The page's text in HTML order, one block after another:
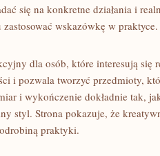
się na konkretne działania i
wskazówkę w praktyce.
dla osób, które interesują się
i pozwala tworzyć przedmioty,
i wykończenie dokładnie tak,
styl. Strona pokazuje, że
praktyki.